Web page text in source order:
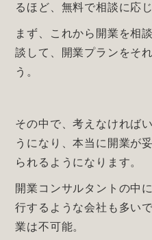
るほど、無料で相談に応
まず、これから開業を相
談して、開業プランをそ
う。
その中で、考えなければ
うになり、本当に開業が
られるようになります。
開業コンサルタントの中
行するような会社も多い
業は不可能。